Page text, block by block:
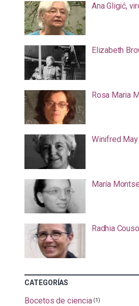
Ana Gligić,
Elizabeth
Rosa Maria
Winifred
María
Radhia
CATEGORÍAS
Bocetos de ciencia (1)